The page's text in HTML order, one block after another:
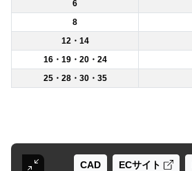
6
8
12・14
16・19・20・24
25・28・30・35
CAD ECサイト